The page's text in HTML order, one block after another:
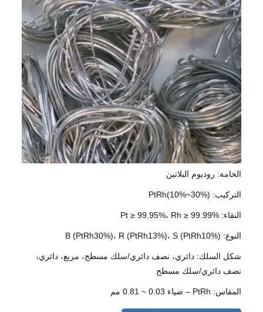
الخامة: روديوم البلاتين
التركيب: PtRh(10%~30%)
النقاء: Pt ≥ 99.95%، Rh ≥ 99.99%
النوع: B (PtRh30%)، R (PtRh13%)، S (PtRh10%)
شكل السلك: دائري، نصف دائري/سلك مسطح، مربع، دائري،
نصف دائري/سلك مسطح
المقاس: PtRh – ضياء 0.03 ~ 0.81 مم